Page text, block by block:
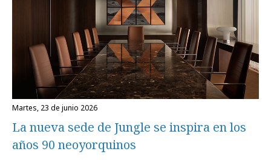
martes, 23 de junio 2026
La nueva sede de Jungle se inspira en los
años 90 neoyorquinos